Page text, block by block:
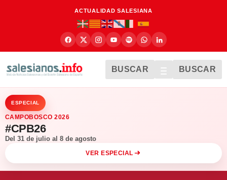
ACTUALIDAD SALESIANA
BUSCAR BUSCAR
ESPECIAL
CAMPOBOSCO 2026
#CPB26
Del 31 de julio al 8 de agosto
VER ESPECIAL